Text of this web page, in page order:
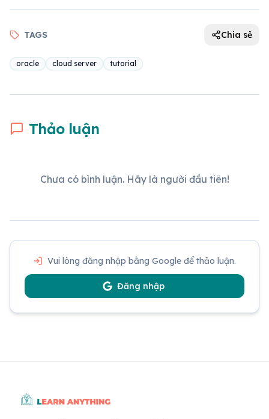
TAGS Chia sẻ
oracle cloud server tutorial
Thảo luận
Chưa có bình luận. Hãy là người đầu tiên!
Vui lòng đăng nhập bằng Google để thảo luận.
Đăng nhập